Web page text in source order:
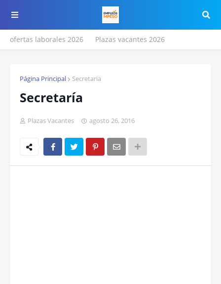
ofertas laborales 2026 Plazas vacantes 2026
Página Principal Secretaria
Secretaría
Plazas Vacantes agosto 26, 2016